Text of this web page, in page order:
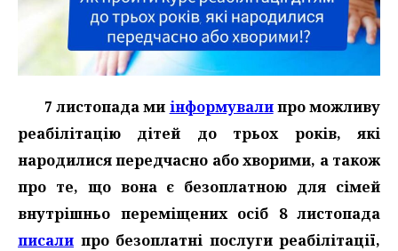
7 листопада ми інформувалипро можливу
реабілітацію дітей до трьох років, які
народилися передчасно або хворими, а також
про те, що вона є безоплатною для сімей
внутрішньо переміщених осіб 8 листопада
писали про безоплатні послуги реабілітації,